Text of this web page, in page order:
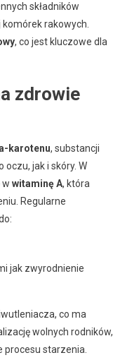
składników
rakowych.
, co jest kluczowe dla
zdrowie
karotenu, substancji
jak i skóry. W
w witaminę A, która
Regularne
jak zwyrodnienie
co ma
wolnych rodników,
starzenia.